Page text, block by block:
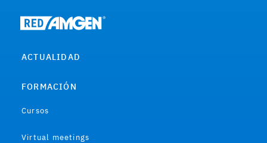
ACTUALIDAD
FORMACIÓN
Cursos
Virtual meetings